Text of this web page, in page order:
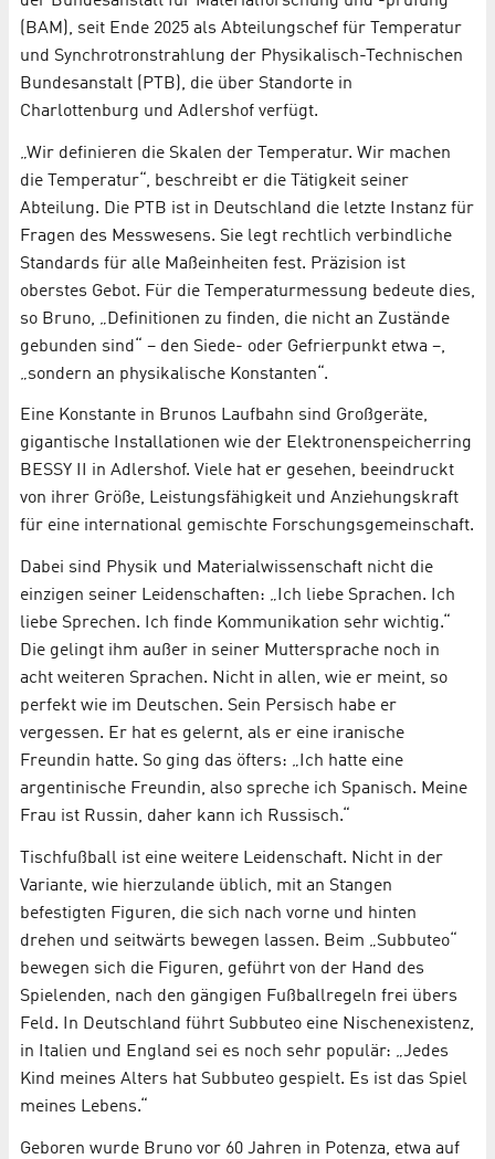
(BAM), seit Ende 2025 als Abteilungschef für Temperatur
und Synchrotronstrahlung der Physikalisch-Technischen
Bundesanstalt (PTB), die über Standorte in
Charlottenburg und Adlershof verfügt.
„Wir definieren die Skalen der Temperatur. Wir machen
die Temperatur“, beschreibt er die Tätigkeit seiner
Abteilung. Die PTB ist in Deutschland die letzte Instanz für
Fragen des Messwesens. Sie legt rechtlich verbindliche
Standards für alle Maßeinheiten fest. Präzision ist
oberstes Gebot. Für die Temperaturmessung bedeute dies,
so Bruno, „Definitionen zu finden, die nicht an Zustände
gebunden sind“ – den Siede- oder Gefrierpunkt etwa –,
„sondern an physikalische Konstanten“.
Eine Konstante in Brunos Laufbahn sind Großgeräte,
gigantische Installationen wie der Elektronenspeicherring
BESSY II in Adlershof. Viele hat er gesehen, beeindruckt
von ihrer Größe, Leistungsfähigkeit und Anziehungskraft
für eine international gemischte Forschungsgemeinschaft.
Dabei sind Physik und Materialwissenschaft nicht die
einzigen seiner Leidenschaften: „Ich liebe Sprachen. Ich
liebe Sprechen. Ich finde Kommunikation sehr wichtig.“
Die gelingt ihm außer in seiner Muttersprache noch in
acht weiteren Sprachen. Nicht in allen, wie er meint, so
perfekt wie im Deutschen. Sein Persisch habe er
vergessen. Er hat es gelernt, als er eine iranische
Freundin hatte. So ging das öfters: „Ich hatte eine
argentinische Freundin, also spreche ich Spanisch. Meine
Frau ist Russin, daher kann ich Russisch.“
Tischfußball ist eine weitere Leidenschaft. Nicht in der
Variante, wie hierzulande üblich, mit an Stangen
befestigten Figuren, die sich nach vorne und hinten
drehen und seitwärts bewegen lassen. Beim „Subbuteo“
bewegen sich die Figuren, geführt von der Hand des
Spielenden, nach den gängigen Fußballregeln frei übers
Feld. In Deutschland führt Subbuteo eine Nischenexistenz,
in Italien und England sei es noch sehr populär: „Jedes
Kind meines Alters hat Subbuteo gespielt. Es ist das Spiel
meines Lebens.“
Geboren wurde Bruno vor 60 Jahren in Potenza, etwa auf